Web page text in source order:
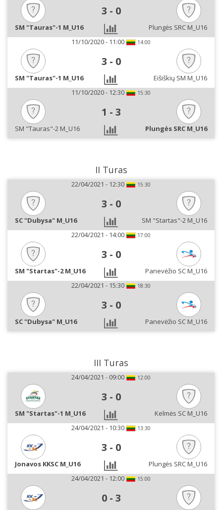
3 - 0
SM "Tauras"-1 M_U16
Plungės SRC M_U16
11/10/2020 - 11:00
14:00
3 - 0
SM "Tauras"-1 M_U16
Eišiškių SM M_U16
11/10/2020 - 12:30
15:30
1 - 3
SM "Tauras"-2 M_U16 Plungės SRC M_U16
II Turas
22/04/2021 - 12:30 15:30
3 - 0
SC "Dubysa" M_U16
SM "Startas"-2 M_U16
22/04/2021 - 14:00
17:00
3 - 0
SM "Startas"-2 M_U16
Panevėžio SC M_U16
22/04/2021 - 15:30
18:30
3 - 0
SC "Dubysa" M_U16 Panevėžio SC M_U16
III Turas
24/04/2021 - 09:00 12:00
3 - 0
SM "Startas"-1 M_U16
Kelmės SC M_U16
24/04/2021 - 10:30
13:30
3 - 0
Jonavos KKSC M_U16
Plungės SRC M_U16
24/04/2021 - 12:00
15:00
0 - 3